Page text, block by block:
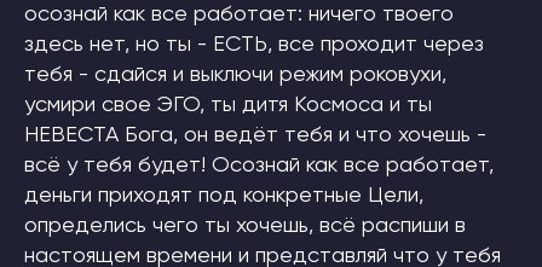
осознай как все работает: ничего твоего
здесь нет, но ты - ЕСТЬ, все проходит через
тебя - сдайся и выключи режим роковухи,
усмири свое ЭГО, ты дитя Космоса и ты
НЕВЕСТА Бога, он ведёт тебя и что хочешь -
всё у тебя будет! Осознай как все работает,
деньги приходят под конкретные Цели,
определись чего ты хочешь, всё распиши в
настоящем времени и представляй что у тебя